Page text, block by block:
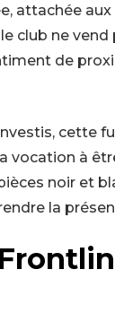
attachée
club ne
de
cette
vocation à
noir et
la